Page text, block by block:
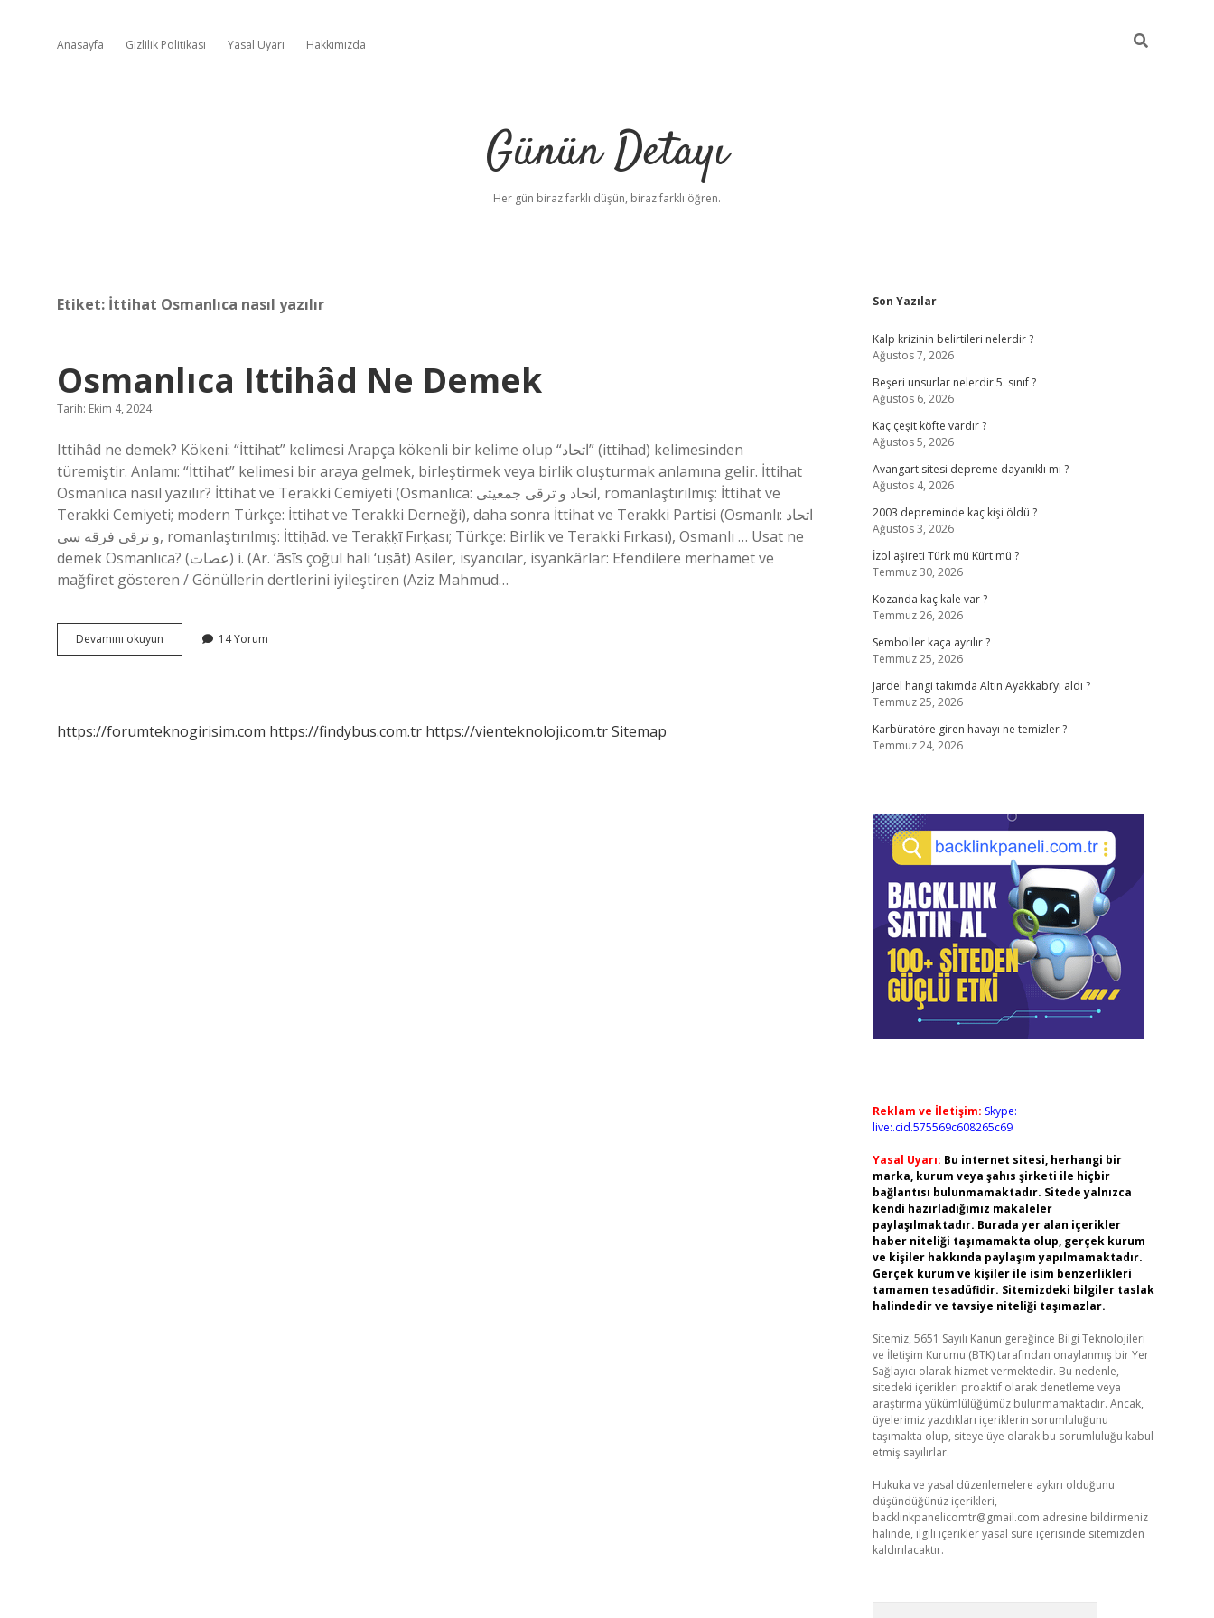
Anasayfa Gizlilik Politikası Yasal Uyarı Hakkımızda
Günün Detayı
Her gün biraz farklı düşün, biraz farklı öğren.
Etiket: İttihat Osmanlıca nasıl yazılır
Osmanlıca Ittihâd Ne Demek
Tarih: Ekim 4, 2024
Ittihâd ne demek? Kökeni: “İttihat” kelimesi Arapça kökenli bir kelime olup “اتحاد” (ittihad) kelimesinden
türemiştir. Anlamı: “İttihat” kelimesi bir araya gelmek, birleştirmek veya birlik oluşturmak anlamına gelir. İttihat
Osmanlıca nasıl yazılır? İttihat ve Terakki Cemiyeti (Osmanlıca: اتحاد و ترقى جمعيتی, romanlaştırılmış: İttihat ve
Terakki Cemiyeti; modern Türkçe: İttihat ve Terakki Derneği), daha sonra İttihat ve Terakki Partisi (Osmanlı: اتحاد
و ترقى فرقه‌‌ سی, romanlaştırılmış: İttiḥād. ve Teraḳḳī Fırḳası; Türkçe: Birlik ve Terakki Fırkası), Osmanlı … Usat ne
demek Osmanlıca? (ﻋﺼﺎﺕ) i. (Ar. ‘āsīs çoğul hali ‘uṣāt) Asiler, isyancılar, isyankârlar: Efendilere merhamet ve
mağfiret gösteren / Gönüllerin dertlerini iyileştiren (Aziz Mahmud…
Devamını okuyun Osmanlıca
Ittihâd
14 Yorum
https://forumteknogirisim.com https://findybus.com.tr https://vienteknoloji.com.trSitemap
Sidebar
Son Yazılar
Kalp krizinin belirtileri nelerdir ?
Ağustos 7, 2026
Beşeri unsurlar nelerdir 5. sınıf ?
Ağustos 6, 2026
Kaç çeşit köfte vardır ?
Ağustos 5, 2026
Avangart sitesi depreme dayanıklı mı ?
Ağustos 4, 2026
2003 depreminde kaç kişi öldü ?
Ağustos 3, 2026
İzol aşireti Türk mü Kürt mü ?
Temmuz 30, 2026
Kozanda kaç kale var ?
Temmuz 26, 2026
Semboller kaça ayrılır ?
Temmuz 25, 2026
Jardel hangi takımda Altın Ayakkabı’yı aldı ?
Temmuz 25, 2026
Karbüratöre giren havayı ne temizler ?
Temmuz 24, 2026
Reklam ve İletişim: Skype:
live:.cid.575569c608265c69
Yasal Uyarı: Bu internet sitesi, herhangi bir
marka, kurum veya şahıs şirketi ile hiçbir
bağlantısı bulunmamaktadır. Sitede yalnızca
kendi hazırladığımız makaleler
paylaşılmaktadır. Burada yer alan içerikler
haber niteliği taşımamakta olup, gerçek kurum
ve kişiler hakkında paylaşım yapılmamaktadır.
Gerçek kurum ve kişiler ile isim benzerlikleri
tamamen tesadüfidir. Sitemizdeki bilgiler taslak
halindedir ve tavsiye niteliği taşımazlar.
Sitemiz, 5651 Sayılı Kanun gereğince Bilgi Teknolojileri
ve İletişim Kurumu (BTK) tarafından onaylanmış bir Yer
Sağlayıcı olarak hizmet vermektedir. Bu nedenle,
sitedeki içerikleri proaktif olarak denetleme veya
araştırma yükümlülüğümüz bulunmamaktadır. Ancak,
üyelerimiz yazdıkları içeriklerin sorumluluğunu
taşımakta olup, siteye üye olarak bu sorumluluğu kabul
etmiş sayılırlar.
Hukuka ve yasal düzenlemelere aykırı olduğunu
düşündüğünüz içerikleri,
backlinkpanelicomtr@gmail.com adresine bildirmeniz
halinde, ilgili içerikler yasal süre içerisinde sitemizden
kaldırılacaktır.